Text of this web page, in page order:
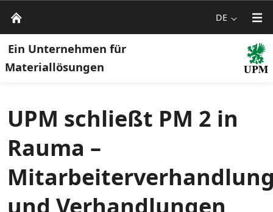
DE
Ein Unternehmen für
Materiallösungen
UPM schließt PM 2 in
Rauma –